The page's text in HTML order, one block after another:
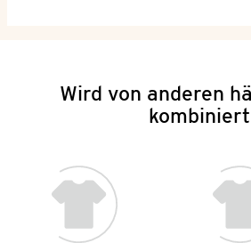
Wird von anderen
kombiniert